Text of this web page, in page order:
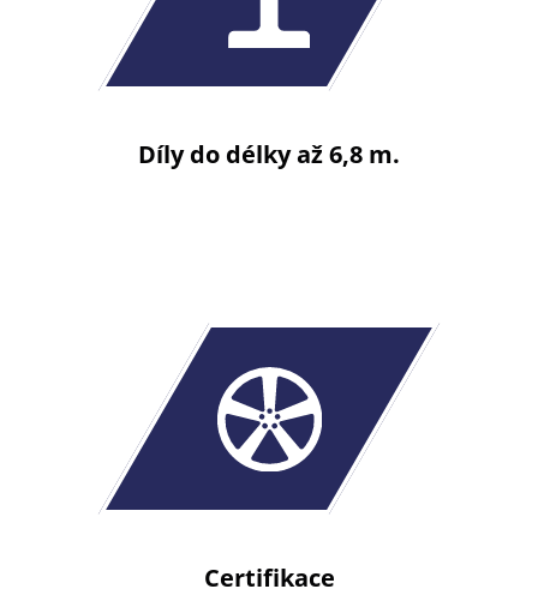
Díly do délky až 6,8 m.
Certifikace